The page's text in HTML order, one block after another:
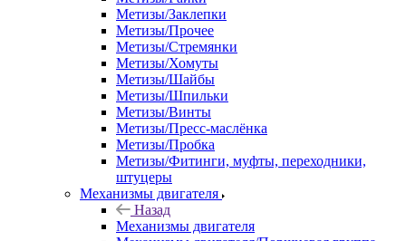
Метизы/Заклепки
Метизы/Прочее
Метизы/Стремянки
Метизы/Хомуты
Метизы/Шайбы
Метизы/Шпильки
Метизы/Винты
Метизы/Пресс-маслёнка
Метизы/Пробка
Метизы/Фитинги, муфты, переходники,
штуцеры
Механизмы двигателя
Назад
Механизмы двигателя